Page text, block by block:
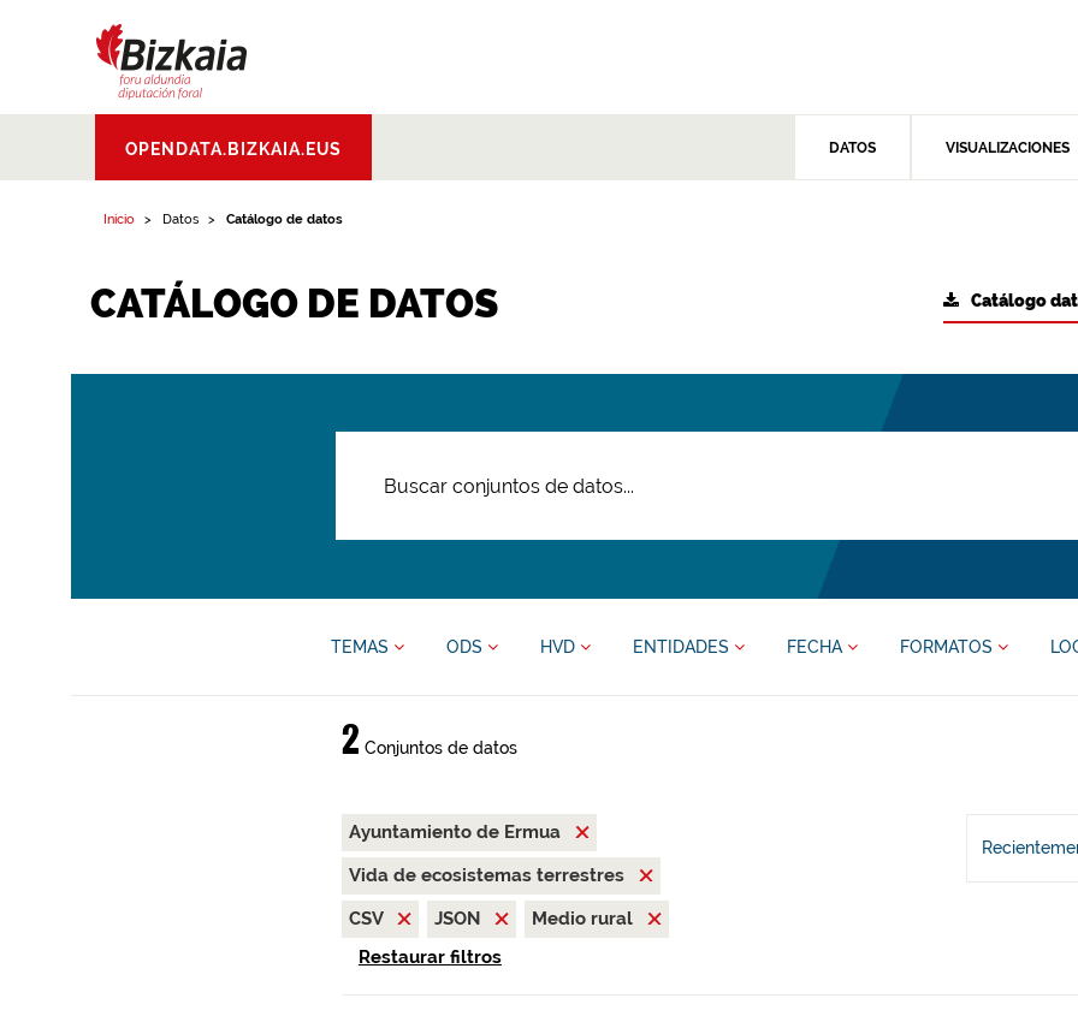
Aldundia.Diputacion
Foral de Bizkaia
OPENDATA.BIZKAIA.EUS DATOS VISUALIZACIONES
Inicio Datos Catálogo de datos
CATÁLOGO DE DATOS Catálogo
TEMAS ODS HVD ENTIDADES FECHA FORMATOS
2 Conjuntos de datos
Ayuntamiento de Ermua
Vida de ecosistemas terrestres
CSV
JSON
Medio rural
Restaurar filtros